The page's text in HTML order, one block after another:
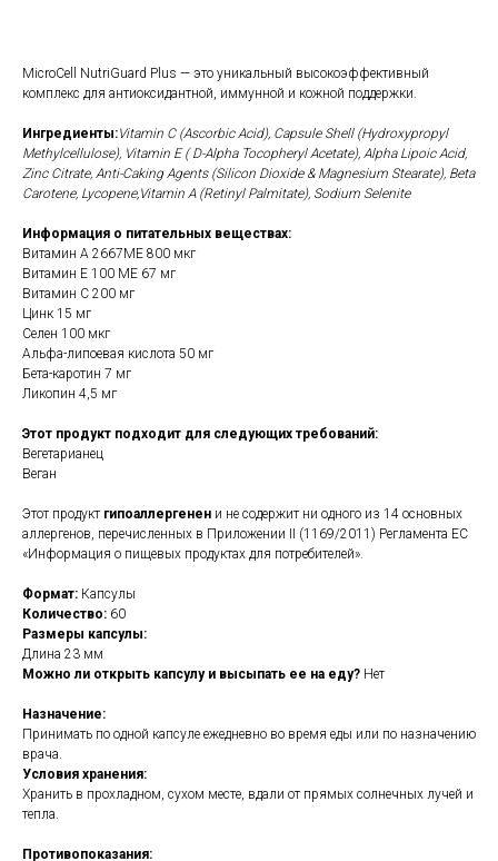
MicroCell NutriGuard Plus — это уникальный высокоэффективный
комплекс для антиоксидантной, иммунной и кожной поддержки.
Ингредиенты:Vitamin C (Ascorbic Acid), Capsule Shell (Hydroxypropyl
Methylcellulose), Vitamin E ( D-Alpha Tocopheryl Acetate), Alpha Lipoic Acid,
Zinc Citrate, Anti-Caking Agents (Silicon Dioxide & Magnesium Stearate), Beta
Carotene, Lycopene,Vitamin A (Retinyl Palmitate), Sodium Selenite
Информация о питательных веществах:
Витамин А 2667МЕ 800 мкг
Витамин Е 100 МЕ 67 мг
Витамин С 200 мг
Цинк 15 мг
Селен 100 мкг
Альфа-липоевая кислота 50 мг
Бета-каротин 7 мг
Ликопин 4,5 мг
Этот продукт подходит для следующих требований:
Вегетарианец
Веган
Этот продукт гипоаллергенен и не содержит ни одного из 14 основных
аллергенов, перечисленных в Приложении II (1169/2011) Регламента ЕС
«Информация о пищевых продуктах для потребителей».
Формат: Капсулы
Количество: 60
Размеры капсулы:
Длина 23 мм
Можно ли открыть капсулу и высыпать ее на еду? Нет
Назначение:
Принимать по одной капсуле ежедневно во время еды или по назначению
врача.
Условия хранения:
Хранить в прохладном, сухом месте, вдали от прямых солнечных лучей и
тепла.
Противопоказания: